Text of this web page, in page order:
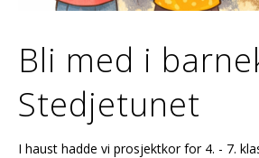
Bli med i
Stedjetunet
I haust hadde vi prosjektkor for 4. - 7.